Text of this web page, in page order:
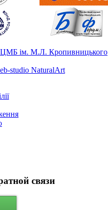
ЦМБ ім. М.Л. Кропивницького
studio NaturalArt
связи